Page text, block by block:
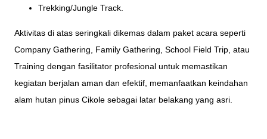
Trekking/Jungle Track.
Aktivitas di atas seringkali dikemas dalam paket acara seperti
Company Gathering, Family Gathering, School Field Trip, atau
Training dengan fasilitator profesional untuk memastikan
kegiatan berjalan aman dan efektif, memanfaatkan keindahan
alam hutan pinus Cikole sebagai latar belakang yang asri.